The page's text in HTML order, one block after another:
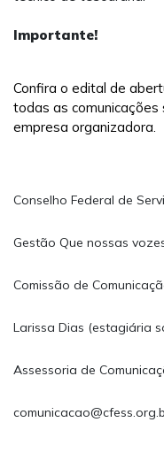
Importante!
Confira o edital de
todas as comunicações
empresa organizadora.
Conselho Federal de
Gestão Que nossas
Comissão de
Larissa Dias (estagiária
Assessoria de